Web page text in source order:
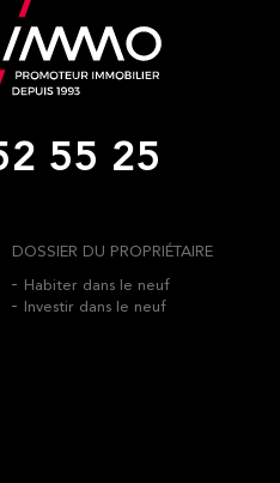
55 25
DOSSIER DU PROPRIÉTAIRE
Habiter dans le neuf
Investir dans le neuf